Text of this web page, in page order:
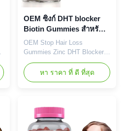
Main Function Longer,
Healthier Hair, Stronger Hair
OEM ซิงก์ DHT blocker
Biotin Gummies สําหรับ
การเจริญเติบโตของผม
หยุดการสูญเสียผม
OEM Stop Hair Loss
Gummies Zinc DHT Blocker
for Thicker Stronger Growth
Product Overview Advanced
hair growth formula combining
target hair loss at its root.
These vitamin hair growth
capsules nourish, strengthen,
หา ราคา ที่ ดี ที่สุด